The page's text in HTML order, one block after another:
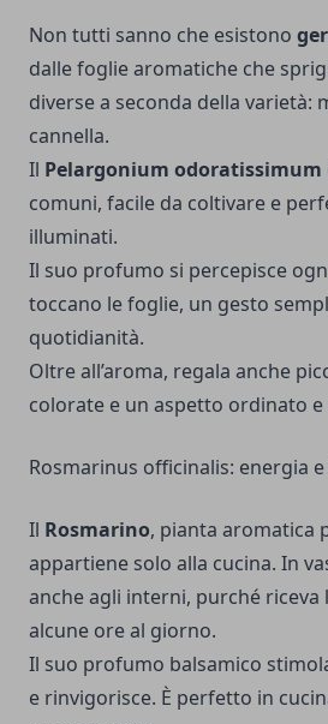
Non tutti sanno che esistono
dalle foglie aromatiche che
diverse a seconda della varietà:
cannella.
Il Pelargonium odoratissimum
comuni, facile da coltivare e
illuminati.
Il suo profumo si percepisce
toccano le foglie, un gesto
quotidianità.
Oltre all’aroma, regala anche
colorate e un aspetto ordinato
Rosmarinus officinalis: energia
Il Rosmarino, pianta aromatica
appartiene solo alla cucina. In
anche agli interni, purché
alcune ore al giorno.
Il suo profumo balsamico
e rinvigorisce. È perfetto in